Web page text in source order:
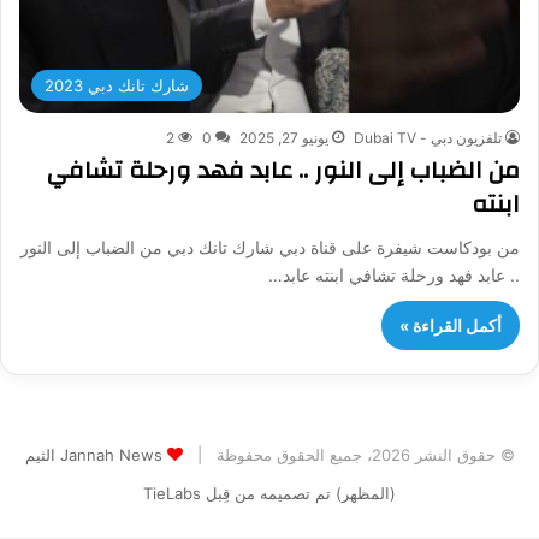
شارك تانك دبي 2023
تلفزيون دبي - Dubai TV يونيو 27, 2025 0
2
من الضباب إلى النور .. عابد فهد ورحلة تشافي
ابنته
من بودكاست شيفرة على قناة دبي شارك تانك دبي من الضباب إلى النور
.. عابد فهد ورحلة تشافي ابنته عابد…
أكمل القراءة »
© حقوق النشر 2026، جميع الحقوق محفوظة |
Jannah News الثيم
(المظهر) تم تصميمه من قِبل TieLabs